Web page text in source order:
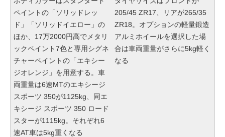
ペイントの「ソリッドレッ
ド」「ソリッドイエロー」の
ほか、17万2000円高でメタリ
ックペイント7色と専用シグネ
チャーペイントの「エキシー
ジオレンジ」を用意する。車
両重量は6速MTのエキシージ
スポーツ 350が1125kg、同エ
キシージ スポーツ 350 ロード
スターが1115kg。それぞれ6
速AT車は5kg重くなる
205/45 ZR17、リアが265/35
ZR18。オプションの軽量鍛造
アルミホイールを選択した場
合は車両重量がさらに5kg軽く
なる